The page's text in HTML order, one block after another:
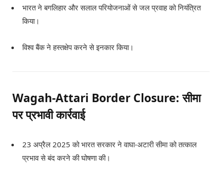
भारत ने बगलिहार और सलाल परियोजनाओं से जल प्रवाह को नियंत्रित
किया।
विश्व बैंक ने हस्तक्षेप करने से इनकार किया।
Wagah-Attari Border Closure: सीमा
पर प्रभावी कार्रवाई
23 अप्रैल 2025 को भारत सरकार ने वाघा-अटारी सीमा को तत्काल
प्रभाव से बंद करने की घोषणा की।